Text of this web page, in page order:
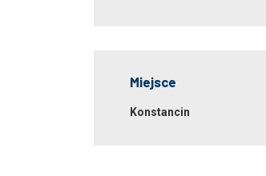
Miejsce
Konstancin